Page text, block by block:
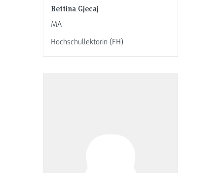
Bettina Gjecaj
MA
Hochschullektorin (FH)